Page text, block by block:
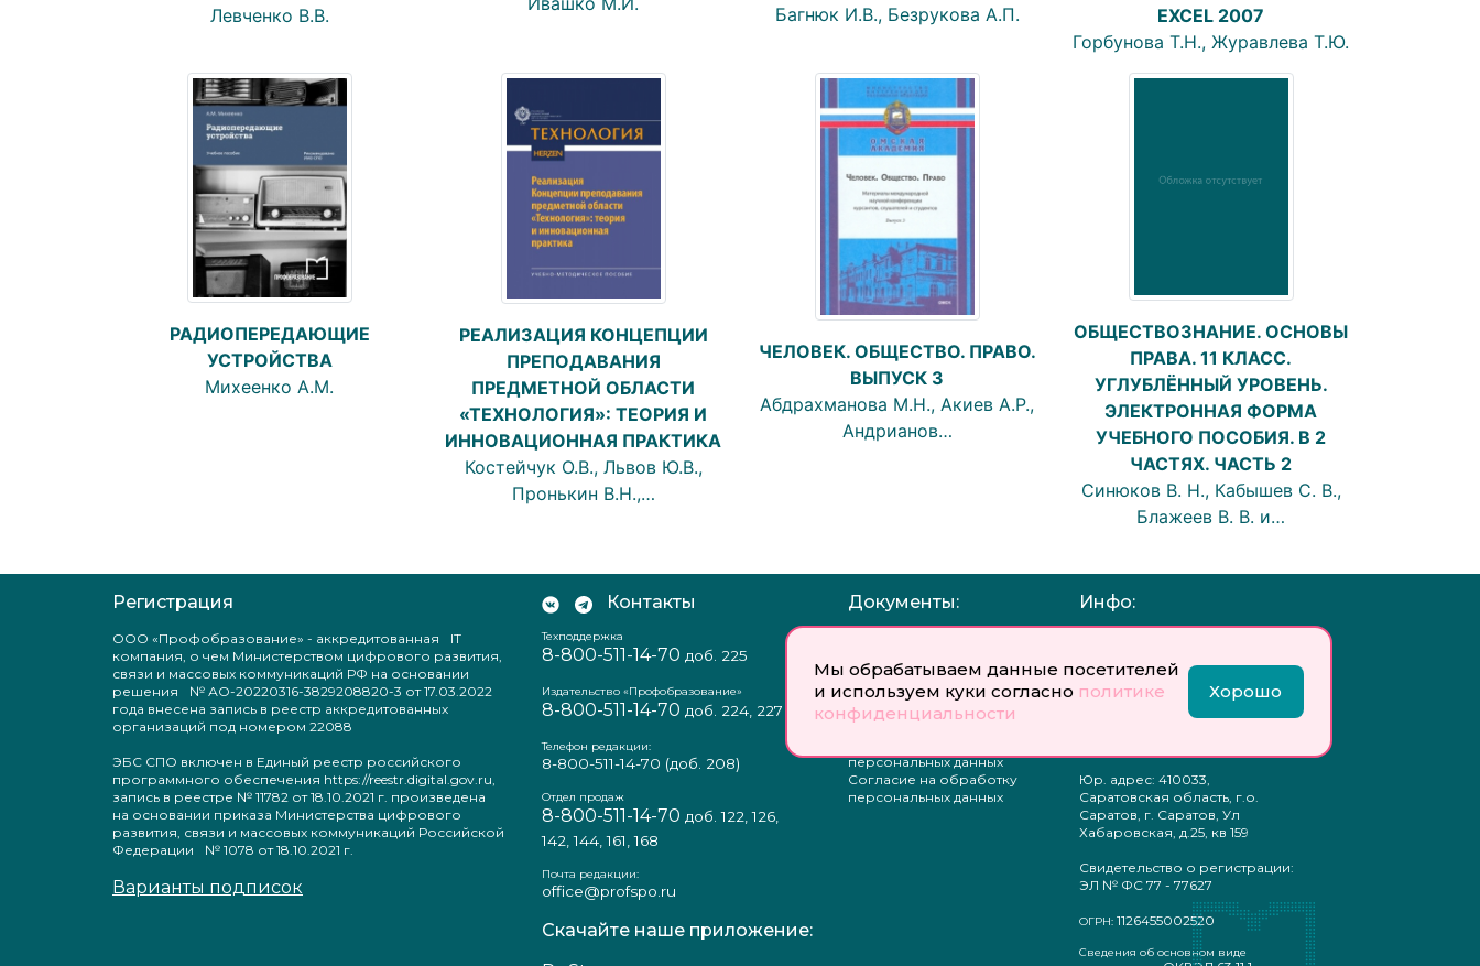
Мы обрабатываем данные посетителей
и используем куки согласно политике
конфиденциальности
Хорошо
Левченко В.В.
Багнюк И.В., Безрукова А.П.
EXCEL 2007
Горбунова Т.Н., Журавлева Т.Ю.
РАДИОПЕРЕДАЮЩИЕ
УСТРОЙСТВА
Михеенко А.М.
РЕАЛИЗАЦИЯ КОНЦЕПЦИИ
ПРЕПОДАВАНИЯ
ПРЕДМЕТНОЙ ОБЛАСТИ
«ТЕХНОЛОГИЯ»: ТЕОРИЯ И
ИННОВАЦИОННАЯ ПРАКТИКА
Костейчук О.В., Львов Ю.В.,
Пронькин В.Н.,…
ЧЕЛОВЕК. ОБЩЕСТВО. ПРАВО.
ВЫПУСК 3
Абдрахманова М.Н., Акиев А.Р.,
Андрианов…
ОБЩЕСТВОЗНАНИЕ. ОСНОВЫ
ПРАВА. 11 КЛАСС.
УГЛУБЛЁННЫЙ УРОВЕНЬ.
ЭЛЕКТРОННАЯ ФОРМА
УЧЕБНОГО ПОСОБИЯ. В 2
ЧАСТЯХ. ЧАСТЬ 2
Синюков В. Н., Кабышев С. В.,
Блажеев В. В. и…
Регистрация
ООО «Профобразование» - аккредитованная IT
компания, о чем Министерством цифрового развития,
связи и массовых коммуникаций РФ на основании
решения № АО-20220316-3829208820-3 от 17.03.2022
года внесена запись в реестр аккредитованных
организаций под номером 22088
ЭБС СПО включен в Единый реестр российского
программного обеспечения https://reestr.digital.gov.ru,
запись в реестре № 11782 от 18.10.2021 г. произведена
на основании приказа Министерства цифрового
развития, связи и массовых коммуникаций Российской
Федерации № 1078 от 18.10.2021 г.
Варианты подписок
Контакты
Техподдержка
8-800-511-14-70 доб. 225
Издательство «Профобразование»
8-800-511-14-70 доб. 224, 227
Телефон редакции:
8-800-511-14-70 (доб. 208)
Отдел продаж
8-800-511-14-70 доб. 122, 126,
142, 144, 161, 168
Почта редакции:
office@profspo.ru
Скачайте наше приложение:
Документы:
Пользовательское
соглашение
Политика
конфиденциальности
персональных данных
Согласие на обработку
персональных данных
Инфо:
ответственностью
«Профобразование»
Юр. адрес: 410033,
Саратовская область, г.о.
Саратов, г. Саратов, Ул
Хабаровская, д.25, кв 159
Свидетельство о регистрации:
ЭЛ № ФС 77 - 77627
ОГРН: 1126455002520
Сведения об основном виде